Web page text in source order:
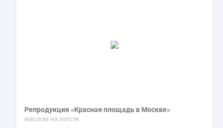
Репродукция «Красная площадь в Москве»
маслом на холсте